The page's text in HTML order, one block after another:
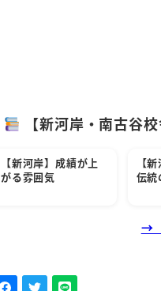
【新河岸・南古谷
【新河岸】成績が上
がる雰囲気
【
伝統
→